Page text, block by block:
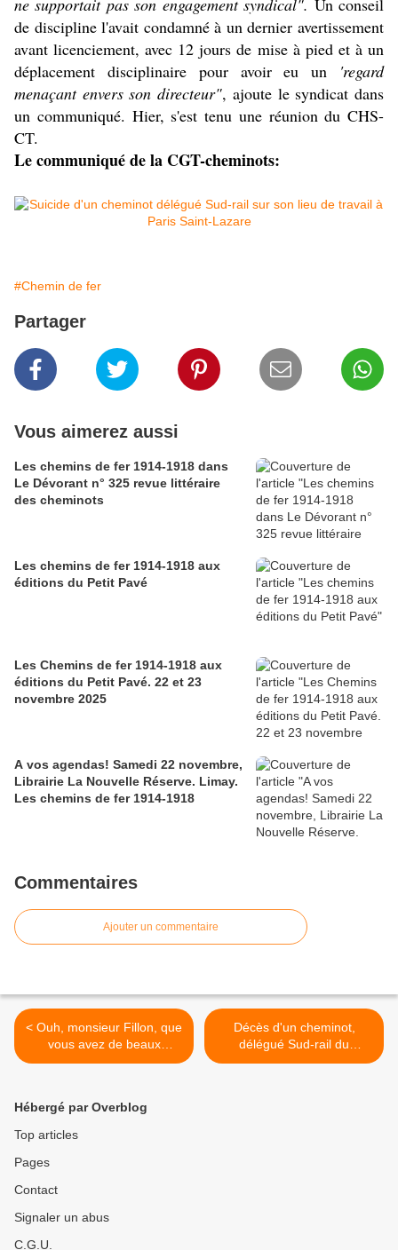
ne supportait pas son engagement syndical". Un conseil
de discipline l'avait condamné à un dernier avertissement
avant licenciement, avec 12 jours de mise à pied et à un
déplacement disciplinaire pour avoir eu un 'regard
menaçant envers son directeur", ajoute le syndicat dans
un communiqué. Hier, s'est tenu une réunion du CHS-
CT.
Le communiqué de la CGT-cheminots:
#Chemin de fer
Partager
Vous aimerez aussi
Les chemins de fer 1914-1918 dans
Le Dévorant n° 325 revue littéraire
des cheminots
Les chemins de fer 1914-1918 aux
éditions du Petit Pavé
Les Chemins de fer 1914-1918 aux
éditions du Petit Pavé. 22 et 23
novembre 2025
A vos agendas! Samedi 22 novembre,
Librairie La Nouvelle Réserve. Limay.
Les chemins de fer 1914-1918
Commentaires
Ajouter un commentaire
< Ouh, monsieur Fillon, que
vous avez de beaux
costumes à 45 000 euros!
Décès d'un cheminot,
délégué Sud-rail du
personnel, à Paris Saint-
Hébergé par Overblog
Top articles
Pages
Contact
Signaler un abus
C.G.U.